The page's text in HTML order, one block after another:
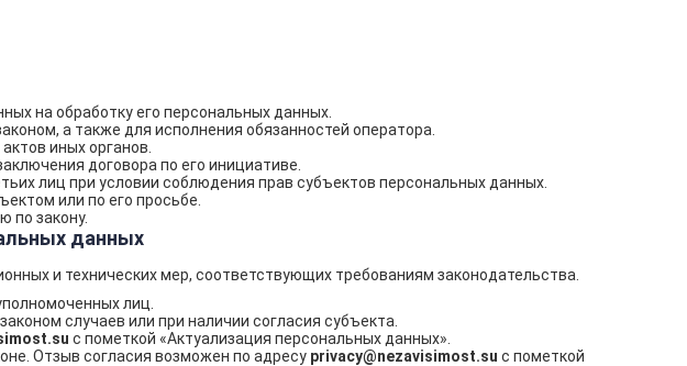
на обработку его персональных данных.
а также для исполнения обязанностей оператора.
иных органов.
договора по его инициативе.
лиц при условии соблюдения прав субъектов персональных данных.
или по его просьбе.
по закону.
данных
и технических мер, соответствующих требованиям законодательства.
лиц.
случаев или при наличии согласия субъекта.
с пометкой «Актуализация персональных данных».
Отзыв согласия возможен по адресу privacy@nezavisimost.su с пометкой